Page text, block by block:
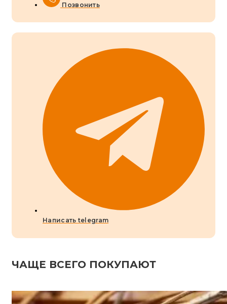
Позвонить
Написать telegram
ЧАЩЕ ВСЕГО ПОКУПАЮТ